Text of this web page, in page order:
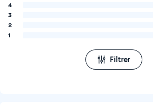
4
3
2
1
Filtrer